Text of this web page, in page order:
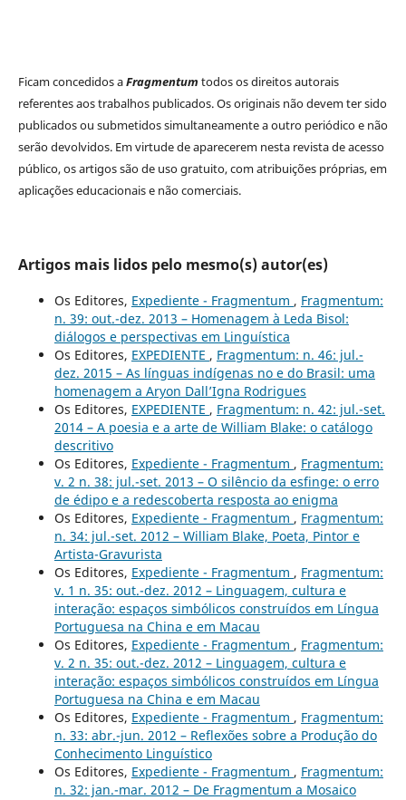
Ficam concedidos aFragmentum todos os direitos autorais
referentes aos trabalhos publicados. Os originais não devem ter sido
publicados ou submetidos simultaneamente a outro periódico e não
serão devolvidos. Em virtude de aparecerem nesta revista de acesso
público, os artigos são de uso gratuito, com atribuições próprias, em
aplicações educacionais e não comerciais.
Artigos mais lidos pelo mesmo(s) autor(es)
Os Editores, Expediente - Fragmentum , Fragmentum:
n. 39: out.-dez. 2013 – Homenagem à Leda Bisol:
diálogos e perspectivas em Linguística
Os Editores, EXPEDIENTE , Fragmentum: n. 46: jul.-
dez. 2015 – As línguas indígenas no e do Brasil: uma
homenagem a Aryon Dall’Igna Rodrigues
Os Editores, EXPEDIENTE , Fragmentum: n. 42: jul.-set.
2014 – A poesia e a arte de William Blake: o catálogo
descritivo
Os Editores, Expediente - Fragmentum , Fragmentum:
v. 2 n. 38: jul.-set. 2013 – O silêncio da esfinge: o erro
de édipo e a redescoberta resposta ao enigma
Os Editores, Expediente - Fragmentum , Fragmentum:
n. 34: jul.-set. 2012 – William Blake, Poeta, Pintor e
Artista-Gravurista
Os Editores, Expediente - Fragmentum , Fragmentum:
v. 1 n. 35: out.-dez. 2012 – Linguagem, cultura e
interação: espaços simbólicos construídos em Língua
Portuguesa na China e em Macau
Os Editores, Expediente - Fragmentum , Fragmentum:
v. 2 n. 35: out.-dez. 2012 – Linguagem, cultura e
interação: espaços simbólicos construídos em Língua
Portuguesa na China e em Macau
Os Editores, Expediente - Fragmentum , Fragmentum:
n. 33: abr.-jun. 2012 – Reflexões sobre a Produção do
Conhecimento Linguístico
Os Editores, Expediente - Fragmentum , Fragmentum:
n. 32: jan.-mar. 2012 – De Fragmentum a Mosaico